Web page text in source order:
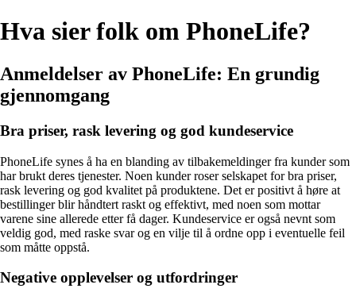
Hva sier folk om PhoneLife?
Anmeldelser av PhoneLife: En grundig
gjennomgang
Bra priser, rask levering og god kundeservice
PhoneLife synes å ha en blanding av tilbakemeldinger fra kunder som
har brukt deres tjenester. Noen kunder roser selskapet for bra priser,
rask levering og god kvalitet på produktene. Det er positivt å høre at
bestillinger blir håndtert raskt og effektivt, med noen som mottar
varene sine allerede etter få dager. Kundeservice er også nevnt som
veldig god, med raske svar og en vilje til å ordne opp i eventuelle feil
som måtte oppstå.
Negative opplevelser og utfordringer